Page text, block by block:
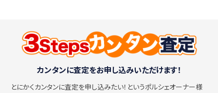
カンタンに査定をお申し込みいただけます！
とにかくカンタンに査定を申し込みたい！ というポルシェオーナー様